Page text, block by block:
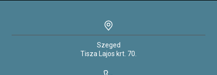
Szeged
Tisza Lajos krt. 70.